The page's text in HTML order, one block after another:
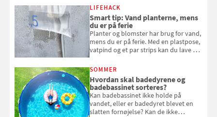
kan bruge dine hindbær i alt fra
bagværk og salater til is og syltning.
LIFEHACK
Smart tip: Vand planterne, mens
du er på ferie
Planter og blomster har brug for vand,
mens du er på ferie. Med en plastpose,
vatpind og et par strips kan du lave dit
at bede naboen om at vande eller
komme hjem til døde planter
SOMMER
Hvordan skal badedyrene og
badebassinet sorteres?
Kan badebassinet ikke holde på
vandet, eller er badedyret blevet en
slatten fornøjelse? Kan de ikke